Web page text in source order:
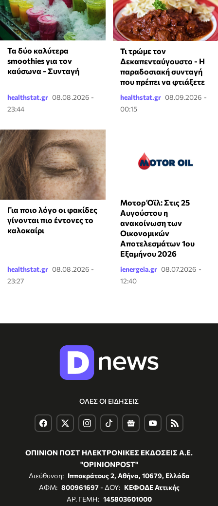
Τα δύο καλύτερα
smoothies για τον
καύσωνα - Συνταγή
healthstat.gr 08.08.2026 -
23:44
Τι τρώμε τον
Δεκαπενταύγουστο - Η
παραδοσιακή συνταγή
που πρέπει να φτιάξετε
healthstat.gr 08.09.2026 -
00:15
Για ποιο λόγο οι φακίδες
γίνονται πιο έντονες το
καλοκαίρι
healthstat.gr 08.08.2026 -
23:27
Μοτορ Όϊλ: Στις 25
Αυγούστου η
ανακοίνωση των
Οικονομικών
Αποτελεσμάτων 1ου
Εξαμήνου 2026
ienergeia.gr 08.07.2026 -
12:40
ΟΛΕΣ ΟΙ ΕΙΔΗΣΕΙΣ
ΟΠΙΝΙΟΝ ΠΟΣΤ ΗΛΕΚΤΡΟΝΙΚΕΣ ΕΚΔΟΣΕΙΣ Α.Ε.
"OPINIONPOST"
Διεύθυνση: Ιπποκράτους 2, Αθήνα, 10679, Ελλάδα
ΑΦΜ: 800961697- ΔΟΥ: ΚΕΦΟΔΕ Αττικής
ΑΡ. ΓΕΜΗ: 145803601000